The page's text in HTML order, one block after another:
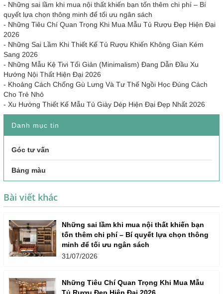
- Những sai lầm khi mua nội thất khiến bạn tốn thêm chi phí – Bí
quyết lựa chọn thông minh để tối ưu ngân sách
- Những Tiêu Chí Quan Trọng Khi Mua Mẫu Tủ Rượu Đẹp Hiện Đại
2026
- Những Sai Lầm Khi Thiết Kế Tủ Rượu Khiến Không Gian Kém
Sang 2026
- Những Mẫu Kệ Tivi Tối Giản (Minimalism) Đang Dẫn Đầu Xu
Hướng Nội Thất Hiện Đại 2026
- Khoảng Cách Chống Gù Lưng Và Tư Thế Ngồi Học Đúng Cách
Cho Trẻ Nhỏ
- Xu Hướng Thiết Kế Mẫu Tủ Giày Dép Hiện Đại Đẹp Nhất 2026
Danh mục tin
Góc tư vấn
Bảng màu
Bài viết khác
Những sai lầm khi mua nội thất khiến bạn
tốn thêm chi phí – Bí quyết lựa chọn thông
minh để tối ưu ngân sách
31/07/2026
Những Tiêu Chí Quan Trọng Khi Mua Mẫu
Tủ Rượu Đẹp Hiện Đại 2026